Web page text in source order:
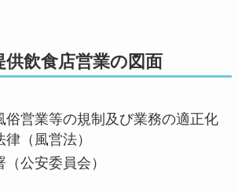
供飲食店営業の図面
俗営業等の規制及び業務の適正化
（風営法）
公安委員会）